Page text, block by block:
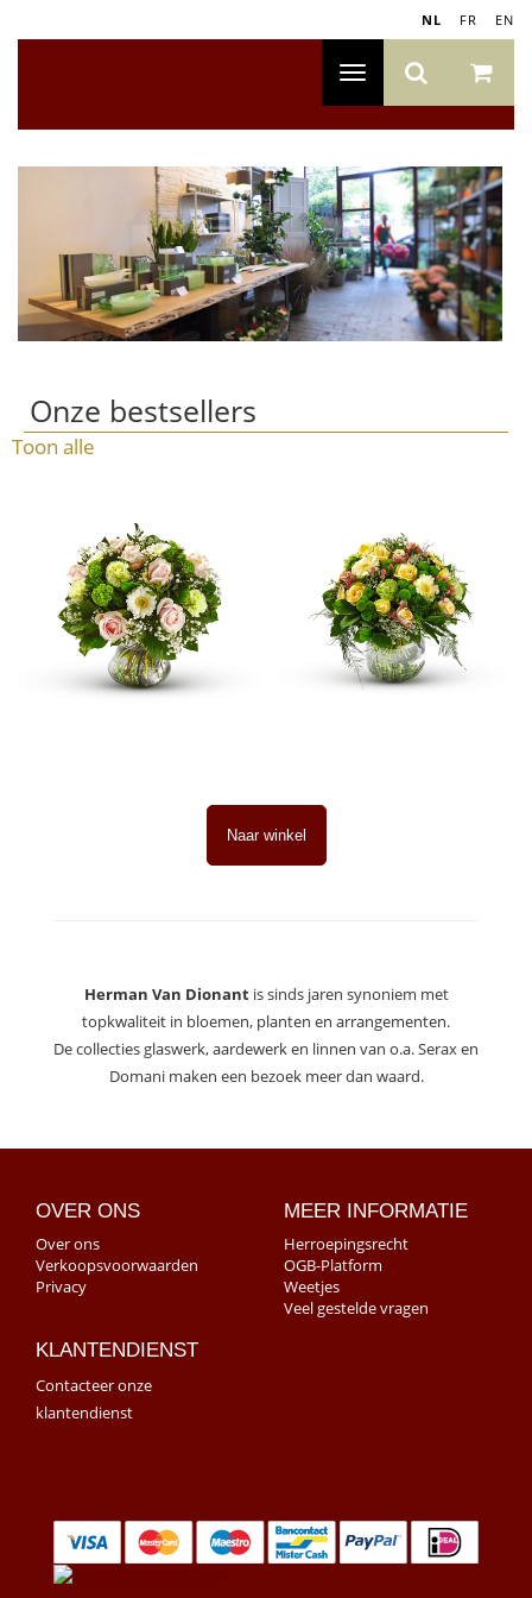
NL FR EN
Toggle
Onze bestsellers
Toon alle
Naar winkel
Herman Van Dionantis sinds jaren synoniem met
topkwaliteit in bloemen, planten en arrangementen.
De collecties glaswerk, aardewerk en linnen van o.a. Serax en
Domani maken een bezoek meer dan waard.
OVER ONS
Over ons
Verkoopsvoorwaarden
Privacy
MEER INFORMATIE
Herroepingsrecht
OGB-Platform
Weetjes
Veel gestelde vragen
KLANTENDIENST
Contacteer onze
klantendienst